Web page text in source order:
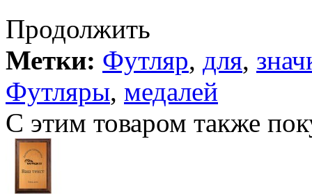
Продолжить
Метки: Футляр, для,
Футляры, медалей
С этим товаром также